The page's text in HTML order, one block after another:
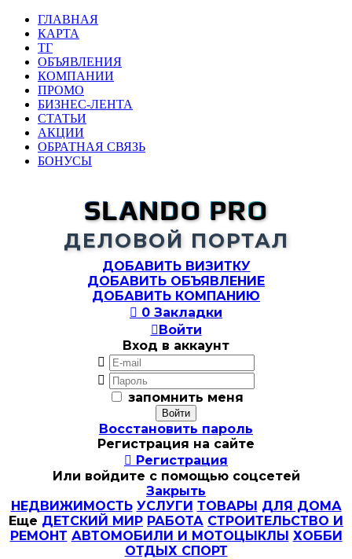
ГЛАВНАЯ
КАРТА
ТГ
ОБЪЯВЛЕНИЯ
КОМПАНИИ
ПРОМО
БИЗНЕС-ЛЕНТА
СТАТЬИ
АКЦИИ
ОБРАТНАЯ СВЯЗЬ
БОНУСЫ
SLANDO PRO
ДЕЛОВОЙ ПОРТАЛ
ДОБАВИТЬ ВИЗИТКУ
ДОБАВИТЬ ОБЪЯВЛЕНИЕ
ДОБАВИТЬ КОМПАНИЮ
 0 Закладки
Войти
Вход в аккаунт


запомнить меня
Восстановить пароль
Регистрация на сайте
 Регистрация
Или войдите с помощью соцсетей
Закрыть
НЕДВИЖИМОСТЬ УСЛУГИ ТОВАРЫ ДЛЯ ДОМА
Еще ДЕТСКИЙ МИР РАБОТА СТРОИТЕЛЬСТВО И
РЕМОНТ АВТОМОБИЛИ И МОТОЦЫКЛЫ ХОББИ
ОТДЫХ СПОРТ